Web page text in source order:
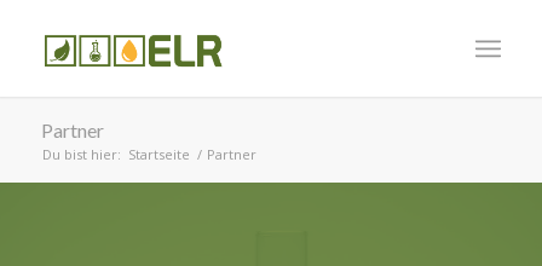
Partner
Du bist hier: Startseite / Partner